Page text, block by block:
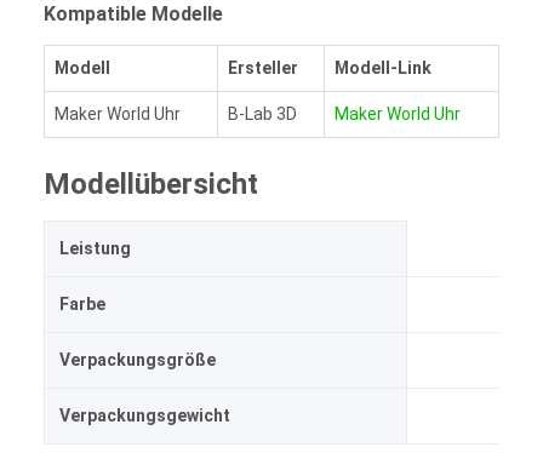
Kompatible Modelle
Modell Ersteller Modell-Link
Maker World Uhr B-Lab 3D Maker World Uhr
Modellübersicht
Leistung
Farbe
Verpackungsgröße
Verpackungsgewicht